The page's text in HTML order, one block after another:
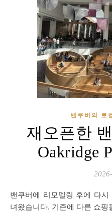
밴쿠버의 로
재오픈한
Oakridge
밴쿠버에 리모델링 후에 다시 오픝을 한 Oakridge Park에 다
녀왔습니다. 기존에 다른 쇼